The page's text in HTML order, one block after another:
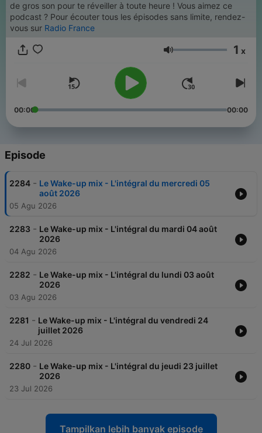
de gros son pour te réveiller à toute heure ! Vous aimez ce
podcast ? Pour écouter tous les épisodes sans limite, rendez-
vous sur Radio France
Volume 1 x
00:00 00:00
Episode
2284 - Le Wake-up mix - L'intégral du mercredi 05
août 2026
05 Agu 2026
2283 - Le Wake-up mix - L'intégral du mardi 04 août
2026
04 Agu 2026
2282 - Le Wake-up mix - L'intégral du lundi 03 août
2026
03 Agu 2026
2281 - Le Wake-up mix - L'intégral du vendredi 24
juillet 2026
24 Jul 2026
2280 - Le Wake-up mix - L'intégral du jeudi 23 juillet
2026
23 Jul 2026
Tampilkan lebih banyak episode